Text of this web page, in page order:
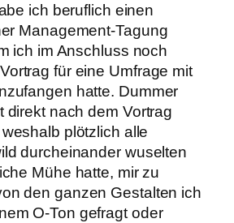
ich beruflich einen
Management-Tagung
ich im Anschluss noch
für eine Umfrage mit
hatte. Dummer
direkt nach dem Vortrag
plötzlich alle
durcheinander wuselten
Mühe hatte, mir zu
den ganzen Gestalten ich
O-Ton gefragt oder